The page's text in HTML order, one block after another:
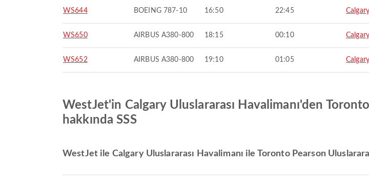
WS644 BOEING 787-10 16:50 22:45 Calgary
WS650 AIRBUS A380-800 18:15 00:10 Calgary
WS652 AIRBUS A380-800 19:10 01:05 Calgary
WestJet'in Calgary Uluslararası Havalimanı'den
hakkında SSS
WestJet ile Calgary Uluslararası Havalimanı ile Toronto Pearson